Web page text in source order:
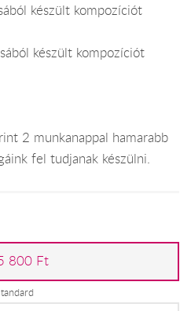
készült kompozíciót
készült kompozíciót
2 munkanappal hamarabb
fel tudjanak készülni.
800 Ft